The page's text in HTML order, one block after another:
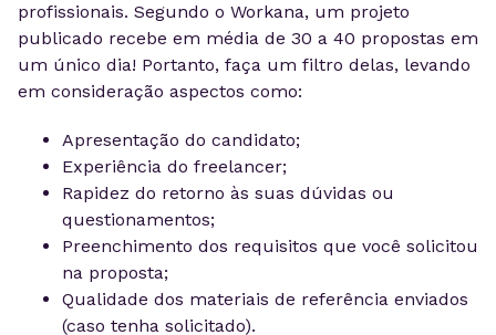
profissionais. Segundo o Workana, um projeto
publicado recebe em média de 30 a 40 propostas em
um único dia! Portanto, faça um filtro delas, levando
em consideração aspectos como:
Apresentação do candidato;
Experiência do freelancer;
Rapidez do retorno às suas dúvidas ou
questionamentos;
Preenchimento dos requisitos que você solicitou
na proposta;
Qualidade dos materiais de referência enviados
(caso tenha solicitado).